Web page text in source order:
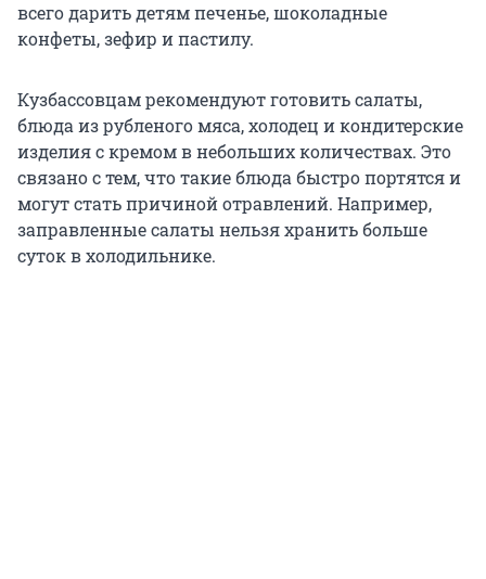
всего дарить детям печенье, шоколадные
конфеты, зефир и пастилу.
Кузбассовцам рекомендуют готовить салаты,
блюда из рубленого мяса, холодец и кондитерские
изделия с кремом в небольших количествах. Это
связано с тем, что такие блюда быстро портятся и
могут стать причиной отравлений. Например,
заправленные салаты нельзя хранить больше
суток в холодильнике.